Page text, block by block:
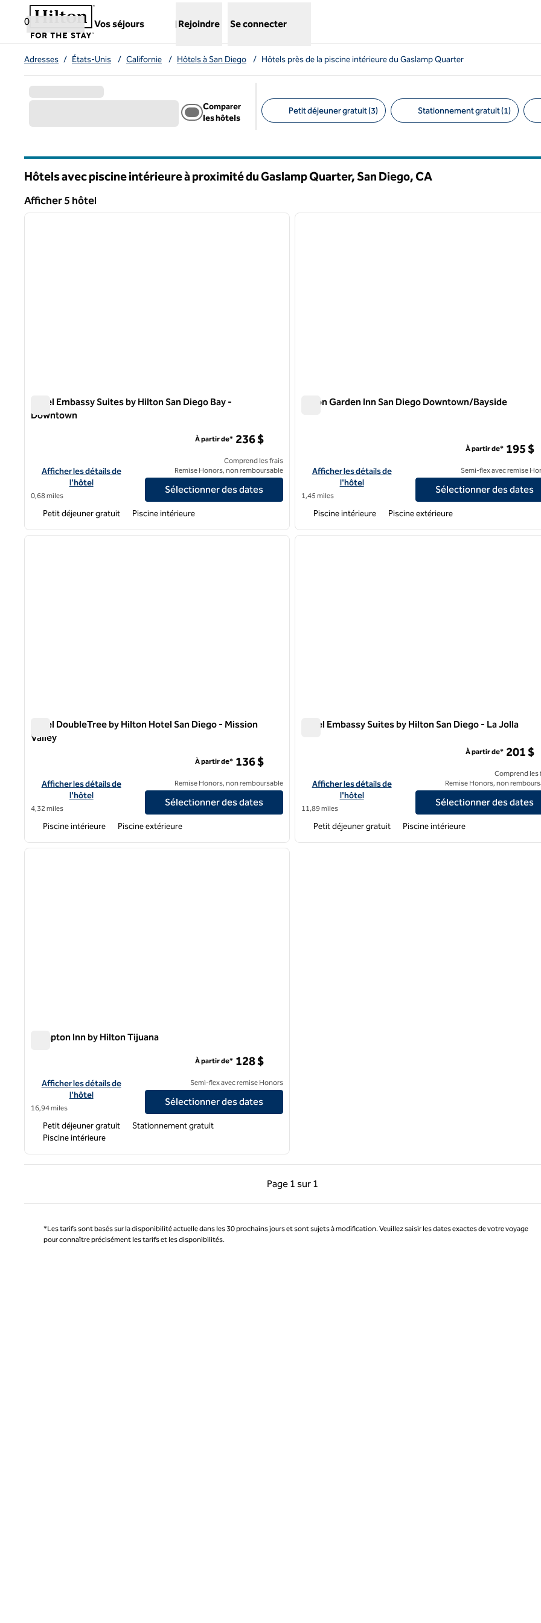
Aller directement au contenu
0
Vos séjours
,ouvre un nouvel onglet
Rejoindre Se connecter
Adresses / États-Unis / Californie / Hôtels à San Diego / Hôtels près de la piscine intérieure du Gaslamp Quarter
Comparer
les hôtels
Petit déjeuner gratuit (3) Stationnement gratuit (1)
Hôtels avec piscine intérieure à proximité du Gaslamp Quarter, San Diego,CA
Afficher 5 hôtel
Afficher 5 hôtel
1 sur 12
image suivante
Hôtel Embassy Suites by Hilton San Diego Bay -
Downtown
Afficher les détails de l'hôtel Embassy Suites by Hilton San Diego Bay Downtown
Afficher les détails de
l'hôtel
0,68 miles
À partir de* 236 $
Comprend les frais
Remise Honors, non remboursable
Sélectionner des dates
Petit déjeuner gratuit Piscine intérieure
1 sur 12
Hilton Garden Inn San Diego Downtown/Bayside
Afficher les détails de l'hôtel Hilton Garden Inn San Diego
Afficher les détails de
l'hôtel
1,45 miles
À partir de* 195 $
Semi-flex avec remise
Sélectionner des dates
Piscine intérieure Piscine extérieure
1 sur 12
image suivante
Hôtel DoubleTree by Hilton Hotel San Diego - Mission
Valley
Afficher les détails de l'hôtel DoubleTree by Hilton Hotel San Diego - Mission Valley
Afficher les détails de
l'hôtel
4,32 miles
À partir de* 136 $
Remise Honors, non remboursable
Sélectionner des dates
Piscine intérieure Piscine extérieure
1 sur 12
Hôtel Embassy Suites by Hilton San Diego - La Jolla
Afficher les détails de l'hôtel Embassy Suites by Hilton San
Afficher les détails de
l'hôtel
11,89 miles
À partir de* 201 $
Comprend les
Remise Honors, non
Sélectionner des dates
Petit déjeuner gratuit Piscine intérieure
1 sur 12
image suivante
Hampton Inn by Hilton Tijuana
Afficher les détails de l'hôtel Hampton Inn by Hilton Tijuana
Afficher les détails de
l'hôtel
16,94 miles
À partir de* 128 $
Semi-flex avec remise Honors
Sélectionner des dates
Petit déjeuner gratuit
Stationnement gratuit
Piscine intérieure
Page 1 sur 1
Page précédente, 1 sur 1
Page 1 sur 1
*Les tarifs sont basés sur la disponibilité actuelle dans les 30 prochains jours et sont sujets à modification. Veuillez saisir les dates exactes de votre voyage
pour connaître précisément les tarifs et les disponibilités.